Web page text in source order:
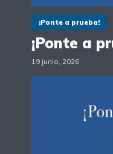
¡Ponte a prueba!
¡Ponte a
19 junio, 2026